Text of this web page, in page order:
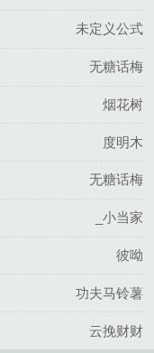
未定义公式
无糖话梅
烟花树
度明木
无糖话梅
_小当家
彼呦
功夫马铃薯
云挽财财